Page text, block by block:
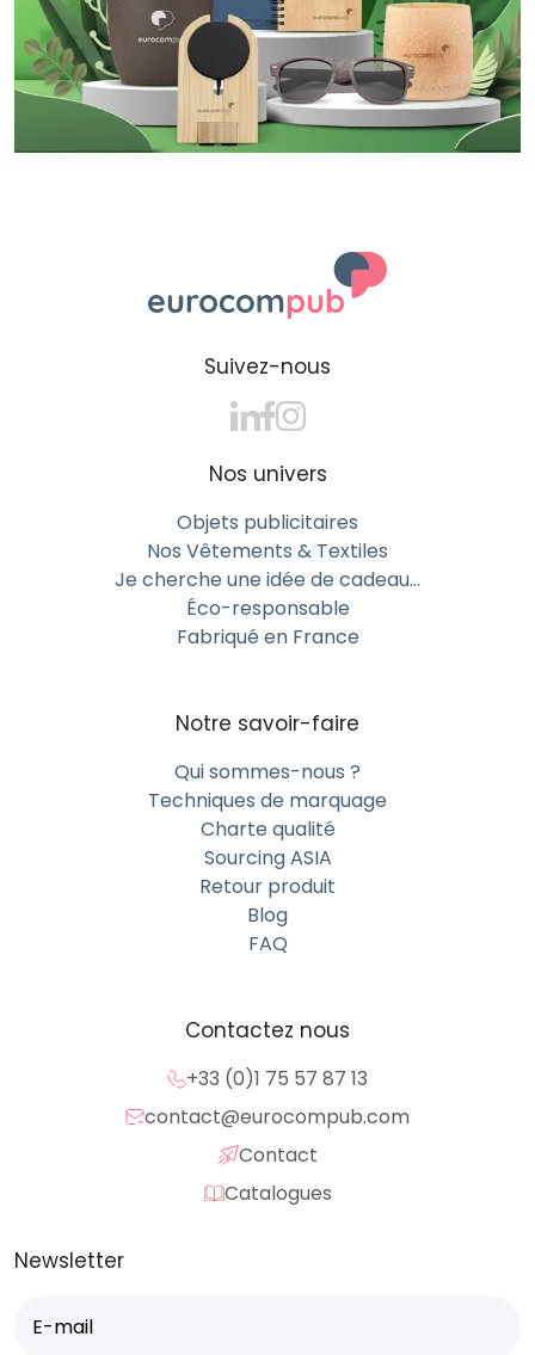
Suivez-nous
Nos univers
Objets publicitaires
Nos Vêtements & Textiles
Je cherche une idée de cadeau…
Éco-responsable
Fabriqué en France
Notre savoir-faire
Qui sommes-nous ?
Techniques de marquage
Charte qualité
Sourcing ASIA
Retour produit
Blog
FAQ
Contactez nous
+33 (0)1 75 57 87 13
contact@eurocompub.com
Contact
Catalogues
Newsletter
mail(Nécessaire)